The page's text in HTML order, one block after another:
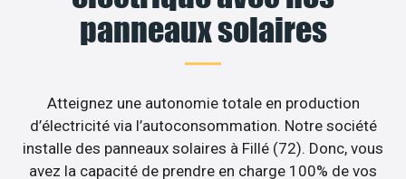
panneaux solaires
Atteignez une autonomie totale en production
d’électricité via l’autoconsommation. Notre société
installe des panneaux solaires à Fillé (72). Donc, vous
avez la capacité de prendre en charge 100% de vos